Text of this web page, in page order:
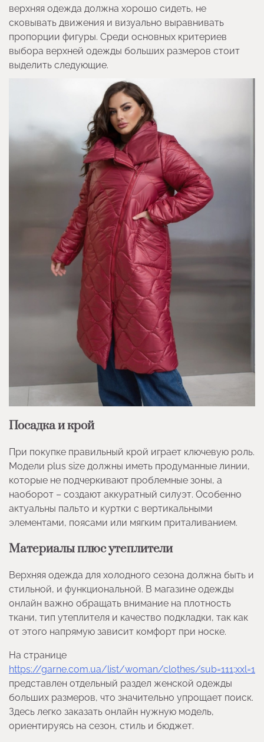
верхняя одежда должна хорошо сидеть, не
сковывать движения и визуально выравнивать
пропорции фигуры. Среди основных критериев
выбора верхней одежды больших размеров стоит
выделить следующие.
Посадка и крой
При покупке правильный крой играет ключевую роль.
Модели plus size должны иметь продуманные линии,
которые не подчеркивают проблемные зоны, а
наоборот – создают аккуратный силуэт. Особенно
актуальны пальто и куртки с вертикальными
элементами, поясами или мягким приталиванием.
Материалы плюс утеплители
Верхняя одежда для холодного сезона должна быть и
стильной, и функциональной. В магазине одежды
онлайн важно обращать внимание на плотность
ткани, тип утеплителя и качество подкладки, так как
от этого напрямую зависит комфорт при носке.
На странице
https://garne.com.ua/list/woman/clothes/sub=111;xxl=1
представлен отдельный раздел женской одежды
больших размеров, что значительно упрощает поиск.
Здесь легко заказать онлайн нужную модель,
ориентируясь на сезон, стиль и бюджет.